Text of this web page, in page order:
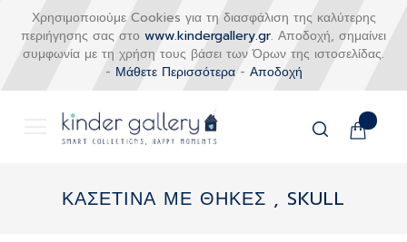
Χρησιμοποιούμε Cookies για τη διασφάλιση της καλύτερης
περιήγησης σας στο www.kindergallery.gr. Αποδοχή, σημαίνει
συμφωνία με τη χρήση τους βάσει των Όρων της ιστοσελίδας.
- Μάθετε Περισσότερα- Αποδοχή
Το
περιεχόμενοΚΑΣΕΤΙΝΑ ΜΕ ΘΗΚΕΣ , SKULL